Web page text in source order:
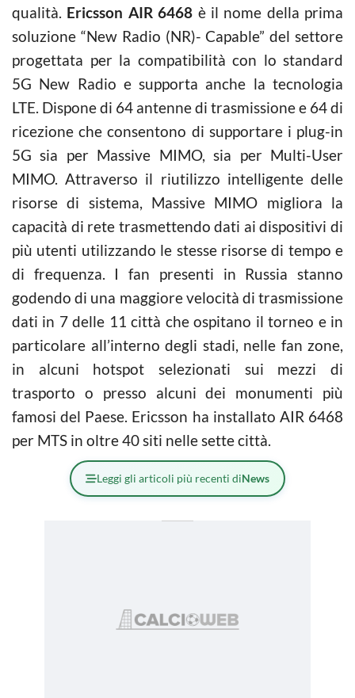
qualità. Ericsson AIR 6468 è il nome della prima
soluzione “New Radio (NR)- Capable” del settore
progettata per la compatibilità con lo standard
5G New Radio e supporta anche la tecnologia
LTE. Dispone di 64 antenne di trasmissione e 64 di
ricezione che consentono di supportare i plug-in
5G sia per Massive MIMO, sia per Multi-User
MIMO. Attraverso il riutilizzo intelligente delle
risorse di sistema, Massive MIMO migliora la
capacità di rete trasmettendo dati ai dispositivi di
più utenti utilizzando le stesse risorse di tempo e
di frequenza. I fan presenti in Russia stanno
godendo di una maggiore velocità di trasmissione
dati in 7 delle 11 città che ospitano il torneo e in
particolare all’interno degli stadi, nelle fan zone,
in alcuni hotspot selezionati sui mezzi di
trasporto o presso alcuni dei monumenti più
famosi del Paese. Ericsson ha installato AIR 6468
per MTS in oltre 40 siti nelle sette città.
Leggi gli articoli più recenti diNews